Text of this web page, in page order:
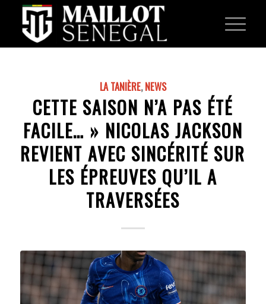
LA TANIÈRE,NEWS
CETTE SAISON N’A PAS ÉTÉ
FACILE… » NICOLAS JACKSON
REVIENT AVEC SINCÉRITÉ SUR
LES ÉPREUVES QU’IL A
TRAVERSÉES